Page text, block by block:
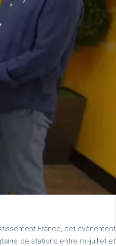
France, cet évènement
de stations entre mi-juillet et